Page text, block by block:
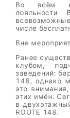
Во всём
лояльности
числе
Вне
Ранее
клубом,
заведений:
148, однако
это
этих имён.
в
ROUTE 148.